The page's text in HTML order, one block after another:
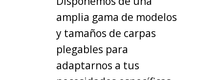
amplia gama de modelos
y tamaños de carpas
plegables para
adaptarnos a tus